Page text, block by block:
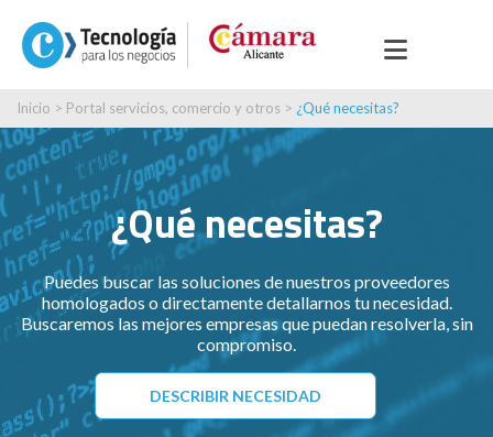
Inicio > Portal servicios, comercio y otros > ¿Qué necesitas?
¿Qué necesitas?
Puedes buscar las soluciones de nuestros proveedores
homologados o directamente detallarnos tu necesidad.
Buscaremos las mejores empresas que puedan resolverla, sin
compromiso.
DESCRIBIR NECESIDAD